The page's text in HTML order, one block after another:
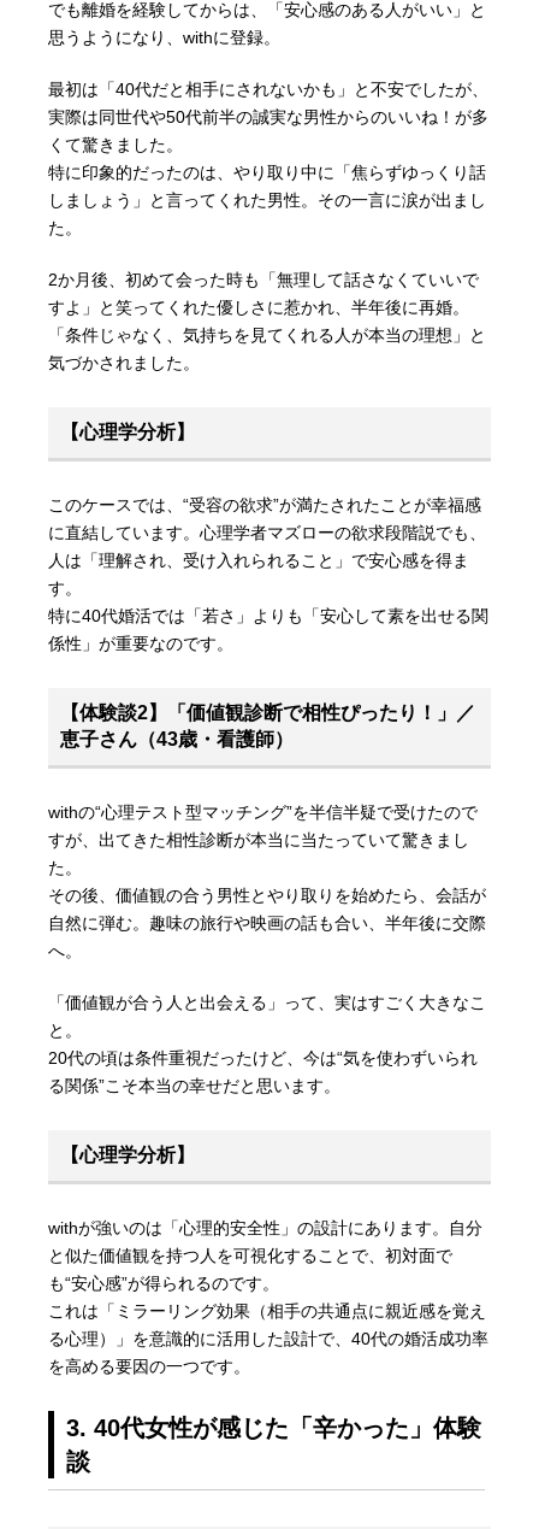
でも離婚を経験してからは、「安心感のある人がいい」と
思うようになり、withに登録。
最初は「40代だと相手にされないかも」と不安でしたが、
実際は同世代や50代前半の誠実な男性からのいいね！が多
くて驚きました。
特に印象的だったのは、やり取り中に「焦らずゆっくり話
しましょう」と言ってくれた男性。その一言に涙が出まし
た。
2か月後、初めて会った時も「無理して話さなくていいで
すよ」と笑ってくれた優しさに惹かれ、半年後に再婚。
「条件じゃなく、気持ちを見てくれる人が本当の理想」と
気づかされました。
【心理学分析】
このケースでは、“受容の欲求”が満たされたことが幸福感
に直結しています。心理学者マズローの欲求段階説でも、
人は「理解され、受け入れられること」で安心感を得ま
す。
特に40代婚活では「若さ」よりも「安心して素を出せる関
係性」が重要なのです。
【体験談2】「価値観診断で相性ぴったり！」／
恵子さん（43歳・看護師）
withの“心理テスト型マッチング”を半信半疑で受けたので
すが、出てきた相性診断が本当に当たっていて驚きまし
た。
その後、価値観の合う男性とやり取りを始めたら、会話が
自然に弾む。趣味の旅行や映画の話も合い、半年後に交際
へ。
「価値観が合う人と出会える」って、実はすごく大きなこ
と。
20代の頃は条件重視だったけど、今は“気を使わずいられ
る関係”こそ本当の幸せだと思います。
【心理学分析】
withが強いのは「心理的安全性」の設計にあります。自分
と似た価値観を持つ人を可視化することで、初対面で
も“安心感”が得られるのです。
これは「ミラーリング効果（相手の共通点に親近感を覚え
る心理）」を意識的に活用した設計で、40代の婚活成功率
を高める要因の一つです。
3. 40代女性が感じた「辛かった」体験
談